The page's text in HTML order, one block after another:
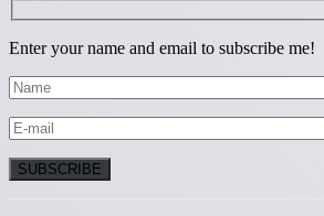
Enter your name and email to subscribe me!